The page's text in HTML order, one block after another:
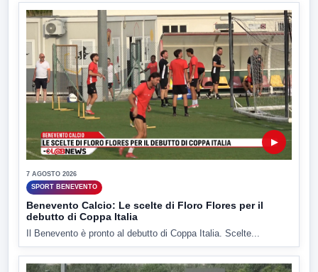
▶
7 AGOSTO 2026
SPORT BENEVENTO
Benevento Calcio: Le scelte di Floro Flores per il
debutto di Coppa Italia
Il Benevento è pronto al debutto di Coppa Italia. Scelte...